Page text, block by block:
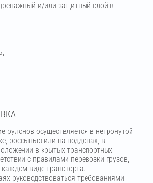
и/или защитный слой в
рулонов осуществляется в нетронутой
россыпью или на поддонах, в
в крытых транспортных
с правилами перевозки грузов,
виде транспорта.
руководствоваться требованиями